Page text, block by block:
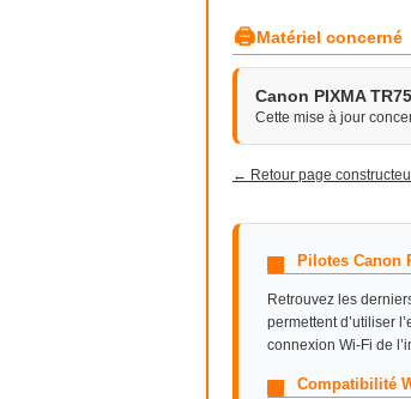
🖨Matériel concerné
Canon PIXMA
Cette mise à jour
← Retour page
Pilotes Canon
Retrouvez les
permettent d’utiliser
connexion Wi-Fi de
Compatibilité